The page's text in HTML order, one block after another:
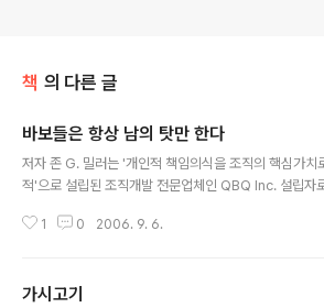
책 의 다른 글
바보들은 항상 남의 탓만 한다
저자 존 G. 밀러는 '개인적 책임의식을 조직의 핵심가치
적'으로 설립된 조직개발 전문업체인 QBQ Inc. 설립자
업컨설팅 프로젝트를 수행하는 하나컨설팅의 대표로서
는 조직생활 속에서 수없이 많은 질문을 상대방에게 하고
1 0 2006. 9. 6.
가시고기